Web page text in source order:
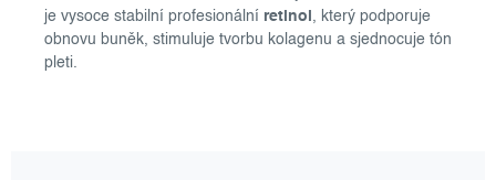
je vysoce stabilní profesionální retinol
, který podporuje
obnovu buněk, stimuluje tvorbu kolagenu a sjednocuje tón
pleti.